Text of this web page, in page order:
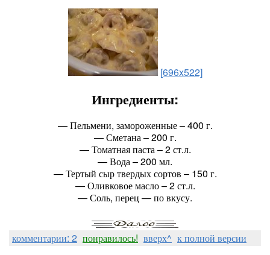
[696x522]
Ингредиенты:
— Пельмени, замороженные – 400 г.
— Сметана – 200 г.
— Томатная паста – 2 ст.л.
— Вода – 200 мл.
— Тертый сыр твердых сортов – 150 г.
— Оливковое масло – 2 ст.л.
— Соль, перец — по вкусу.
комментарии: 2 понравилось! вверх^ к полной версии